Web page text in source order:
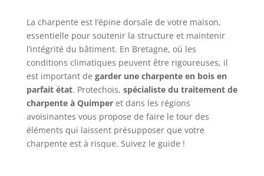
La charpente est l’épine dorsale de votre maison,
essentielle pour soutenir la structure et maintenir
l’intégrité du bâtiment. En Bretagne, où les
conditions climatiques peuvent être rigoureuses, il
est important de garder une charpente en bois en
parfait état. Protechois, spécialiste du traitement de
charpente à Quimperet dans les régions
avoisinantes vous propose de faire le tour des
éléments qui laissent présupposer que votre
charpente est à risque. Suivez le guide !